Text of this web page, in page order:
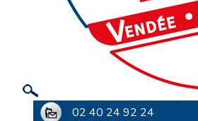
02 40 24 92 24